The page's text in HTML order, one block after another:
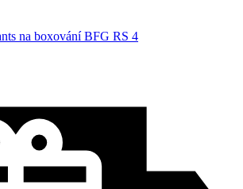
na boxování BFG RS 4